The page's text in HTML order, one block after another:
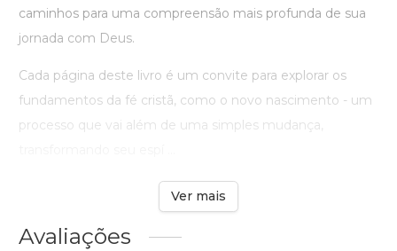
caminhos para uma compreensão mais profunda de sua
jornada com Deus.
Cada página deste livro é um convite para explorar os
fundamentos da fé cristã, como o novo nascimento - um
processo que vai além de uma simples mudança,
Ver mais
Avaliações